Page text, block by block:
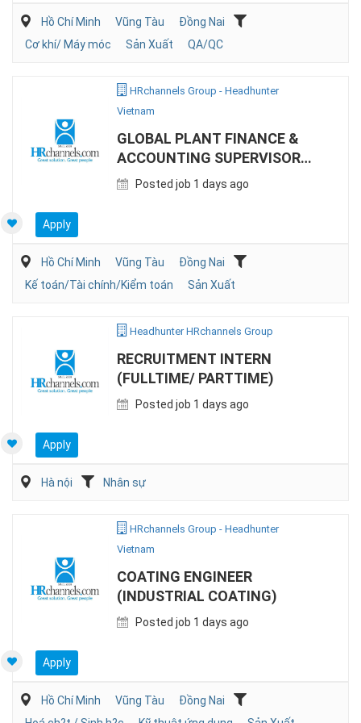
Hồ Chí Minh Vũng Tàu
Đồng Nai
Cơ khí/ Máy móc
Sản Xuất QA/QC
HRchannels Group - Headhunter
Vietnam
GLOBAL PLANT FINANCE &
ACCOUNTING SUPERVISOR
(MANUFACTURING)
Posted job 1 days ago
Apply
Hồ Chí Minh Vũng Tàu
Đồng Nai
Kế toán/Tài chính/Kiểm toán
Sản Xuất
Headhunter HRchannels Group
RECRUITMENT INTERN
(FULLTIME/ PARTTIME)
Posted job 1 days ago
Apply
Hà nội Nhân sự
HRchannels Group - Headhunter
Vietnam
COATING ENGINEER
(INDUSTRIAL COATING)
Posted job 1 days ago
Apply
Hồ Chí Minh Vũng Tàu
Đồng Nai